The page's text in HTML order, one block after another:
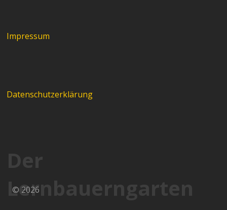
Impressum
Datenschutzerklärung
Der
Lernbauerngarten
© 2026